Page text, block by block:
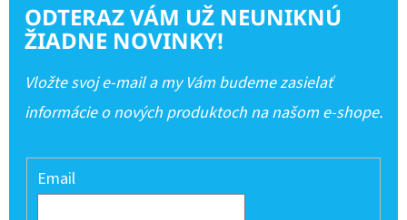
ODTERAZ VÁM UŽ NEUNIKNÚ
ŽIADNE NOVINKY!
Vložte svoj e-mail a my Vám budeme zasielať
informácie o nových produktoch na našom e-shope.
Email